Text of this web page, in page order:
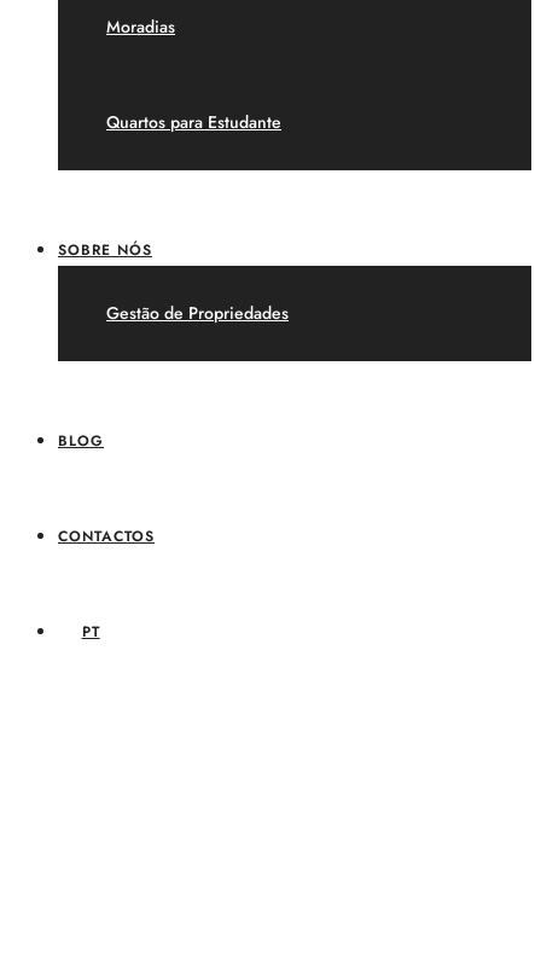
Moradias
Quartos para Estudante
SOBRE NÓS
Gestão de Propriedades
BLOG
CONTACTOS
PT